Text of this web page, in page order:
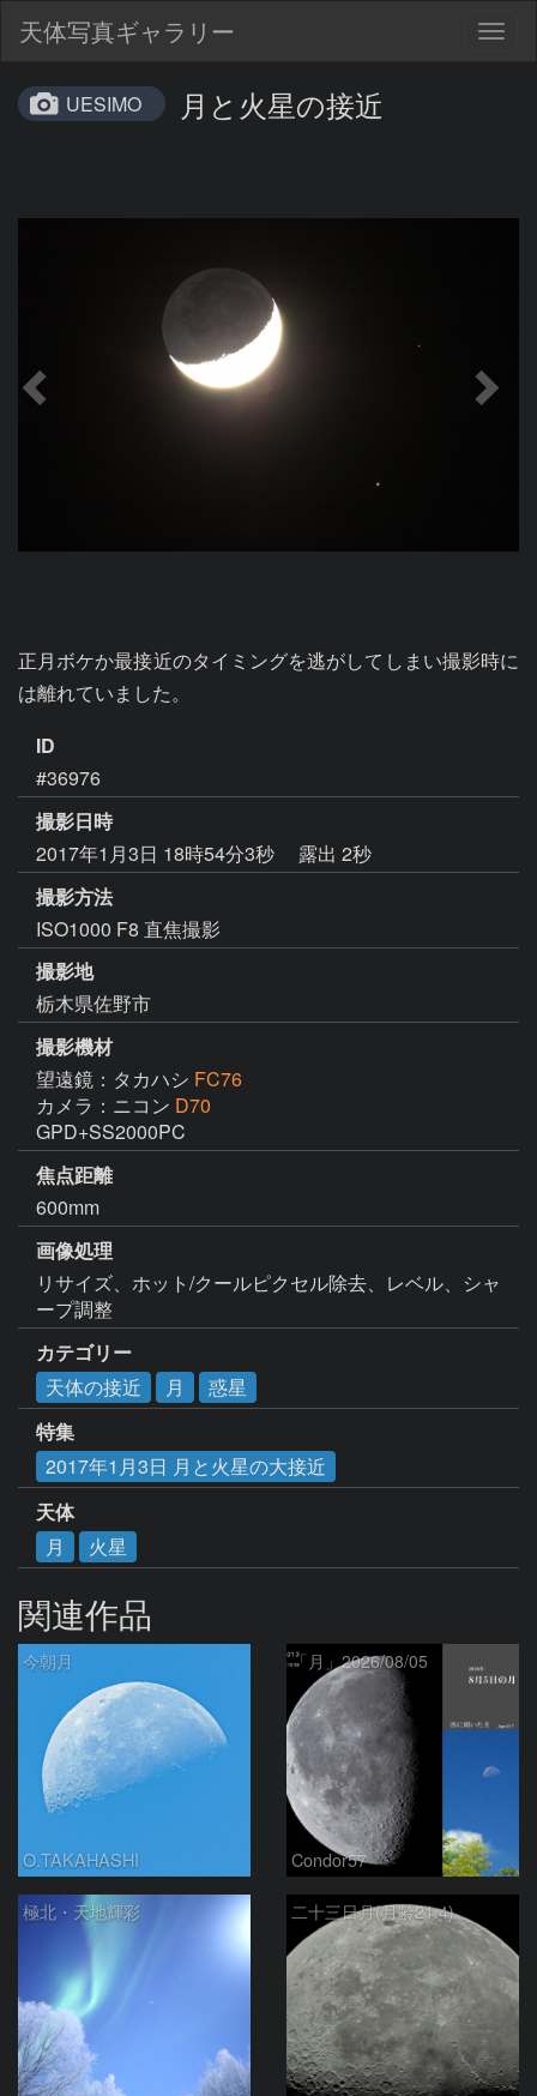
天体写真ギャラリー
UESIMO 月と火星の接近
正月ボケか最接近のタイミングを逃がしてしまい撮影時に
は離れていました。
ID
#36976
撮影日時
2017年1月3日 18時54分3秒
露出 2秒
撮影方法
ISO1000 F8 直焦撮影
撮影地
栃木県佐野市
撮影機材
望遠鏡：タカハシ FC76
カメラ：ニコン D70
GPD+SS2000PC
焦点距離
600mm
画像処理
リサイズ、ホット/クールピクセル除去、レベル、シャ
ープ調整
カテゴリー
天体の接近
月
惑星
特集
2017年1月3日 月と火星の大接近
天体
月
火星
関連作品
今朝月
O.TAKAHASHI
「月」2026/08/05
Condor57
極北・天地輝彩 二十三日月(月齢21.4)